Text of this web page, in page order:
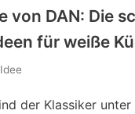
von DAN: Die
für weiße
Idee
der Klassiker